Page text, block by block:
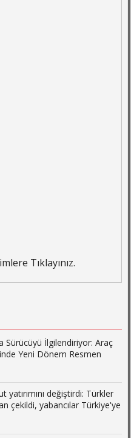
Tıklayınız.
Sürücüyü İlgilendiriyor: Araç
Yeni Dönem Resmen
yatırımını değiştirdi: Türkler
çekildi, yabancılar Türkiye'ye